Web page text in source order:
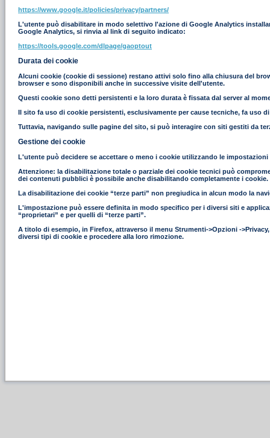
https://www.google.it/policies/privacy/partners/
L'utente può disabilitare in modo selettivo l'azione di Google Analytics
Google Analytics, si rinvia al link di seguito indicato:
https://tools.google.com/dlpage/gaoptout
Durata dei cookie
Alcuni cookie (cookie di sessione) restano attivi solo fino alla chiusura del
browser e sono disponibili anche in successive visite dell'utente.
Questi cookie sono detti persistenti e la loro durata è fissata dal server al
Il sito fa uso di cookie persistenti, esclusivamente per cause tecniche, fa uso
Tuttavia, navigando sulle pagine del sito, si può interagire con siti gestiti da
Gestione dei cookie
L'utente può decidere se accettare o meno i cookie utilizzando le
Attenzione: la disabilitazione totale o parziale dei cookie tecnici può
dei contenuti pubblici è possibile anche disabilitando completamente i cookie.
La disabilitazione dei cookie “terze parti” non pregiudica in alcun modo la
L'impostazione può essere definita in modo specifico per i diversi siti e
“proprietari” e per quelli di “terze parti”.
A titolo di esempio, in Firefox, attraverso il menu Strumenti->Opzioni -
diversi tipi di cookie e procedere alla loro rimozione.